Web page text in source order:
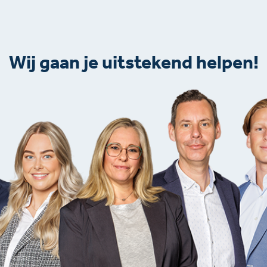
Wij gaan je uitstekend helpen!​